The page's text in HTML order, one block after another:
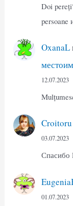
Doi
persoane
OxanaL
12.07.2023
03.07.2023
Спасибо
01.07.2023